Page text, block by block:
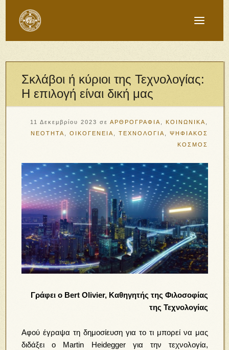
Σκλάβοι ή κύριοι της Τεχνολογίας:
Η επιλογή είναι δική μας
11 Δεκεμβρίου 2023 σε ΑΡΘΡΟΓΡΑΦΙΑ ΚΟΙΝΩΝΙΚΑ
ΝΕΟΤΗΤΑ
ΟΙΚΟΓΕΝΕΙΑ ΤΕΧΝΟΛΟΓΙΑ
ΨΗΦΙΑΚΟΣ
ΚΟΣΜΟΣ
Γράφει ο Bert Olivier, Καθηγητής της Φιλοσοφίας
της Τεχνολογίας
Αφού έγραψα τη δημοσίευση για το τι μπορεί να μας
διδάξει ο Martin Heidegger για την τεχνολογία,